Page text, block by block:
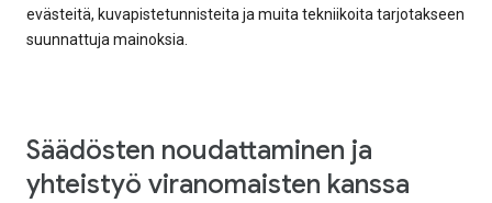
evästeitä, kuvapistetunnisteita ja muita tekniikoita tarjotakseen
suunnattuja mainoksia.
Säädösten noudattaminen ja
yhteistyö viranomaisten kanssa